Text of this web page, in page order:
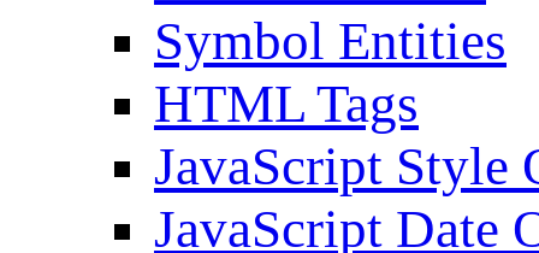
Symbol Entities
HTML Tags
JavaScript Style
JavaScript Date